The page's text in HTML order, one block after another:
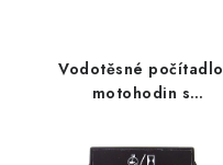
Vodotěsné počítadlo
motohodin s